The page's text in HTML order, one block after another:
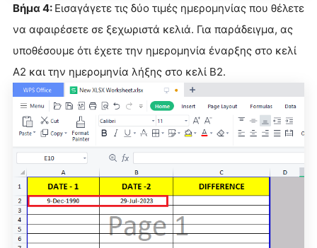
Βήμα 4: Εισαγάγετε τις δύο τιμές ημερομηνίας που θέλετε
να αφαιρέσετε σε ξεχωριστά κελιά. Για παράδειγμα, ας
υποθέσουμε ότι έχετε την ημερομηνία έναρξης στο κελί
A2 και την ημερομηνία λήξης στο κελί B2.